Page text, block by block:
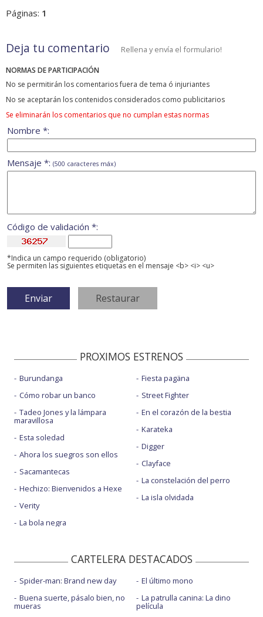
Páginas: 1
Deja tu comentario Rellena y envía el formulario!
NORMAS DE PARTICIPACIÓN
No se permitirán los comentarios fuera de tema ó injuriantes
No se aceptarán los contenidos considerados como publicitarios
Se eliminarán los comentarios que no cumplan estas normas
Nombre *:
Mensaje *: (500 caracteres máx)
Código de validación *:
*Indica un campo requerido (obligatorio)
Se permiten las siguientes etiquetas en el mensaje <b> <i> <u>
PROXIMOS ESTRENOS
Burundanga
Cómo robar un banco
Tadeo Jones y la lámpara
maravillosa
Esta soledad
Ahora los suegros son ellos
Sacamantecas
Hechizo: Bienvenidos a Hexe
Verity
La bola negra
Fiesta pagäna
Street Fighter
En el corazón de la bestia
Karateka
Digger
Clayface
La constelación del perro
La isla olvidada
CARTELERA DESTACADOS
Spider-man: Brand new day
Buena suerte, pásalo bien, no
mueras
El último mono
La patrulla canina: La dino
película